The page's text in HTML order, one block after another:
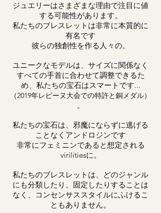
ジュエリーはさまざまな理由で注目に値
する可能性があります。
私たちのブレスレットは非常に本質的に
有名です
彼らの独創性を作る人々の。
ユニークなモデルは、サイズに関係なく
すべての手首に合わせて調整できるた
め、私たちの宝石はスマートです...
（2019年レピーヌ大会での特許と銅メダル）
。
私たちの宝石は、邪魔にならずに逃げる
ことなくアンドロジンです
非常にフェミニンであると想定される
virilitiesに。
私たちのブレスレットは、どのジャンル
にも分類したり、固定したりすることは
なく、コンセンサススタイルにふけるこ
ともありません。